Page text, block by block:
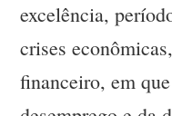
excelência,
crises
financeiro, em